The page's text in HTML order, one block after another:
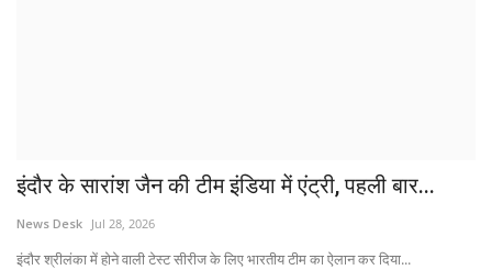
इंदौर के सारांश जैन की टीम इंडिया में एंट्री, पहली बार...
News Desk Jul 28, 2026
इंदौर श्रीलंका में होने वाली टेस्ट सीरीज के लिए भारतीय टीम का ऐलान कर दिया...